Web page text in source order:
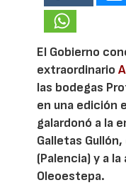
El Gobierno
extraordinario
las bodegas
en una edición
galardonó a la
Galletas
(Palencia) y a
Oleoestepa.